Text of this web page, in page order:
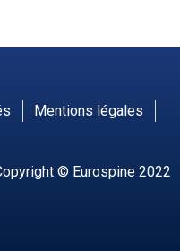
Mentions légales
© Eurospine 2022